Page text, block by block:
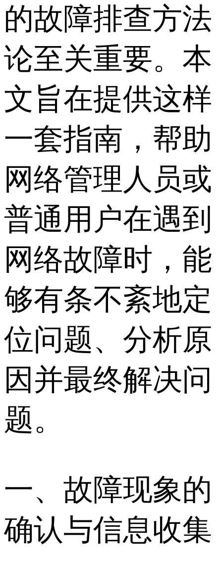
的故障排查方法
论至关重要。本
文旨在提供这样
一套指南，帮助
网络管理人员或
普通用户在遇到
网络故障时，能
够有条不紊地定
位问题、分析原
因并最终解决问
题。
一、故障现象的
确认与信息收集